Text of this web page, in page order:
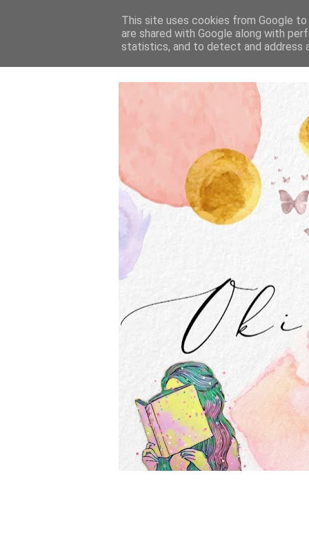
This site uses cookies from Google
are shared with Google along with
statistics, and to detect and address